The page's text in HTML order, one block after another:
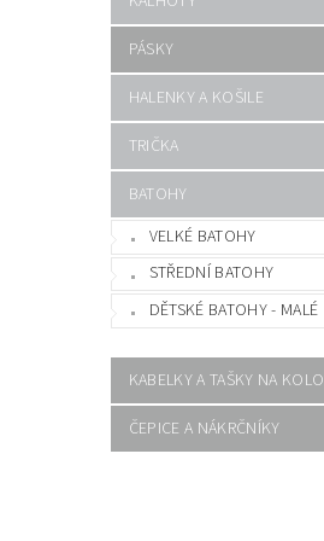
PÁSKY
HALENKY A KOŠILE
TRIČKA
BATOHY
VELKÉ BATOHY
STŘEDNÍ BATOHY
DĚTSKÉ BATOHY - MALÉ
KABELKY A TAŠKY NA KOLO
ČEPICE A NÁKRČNÍKY